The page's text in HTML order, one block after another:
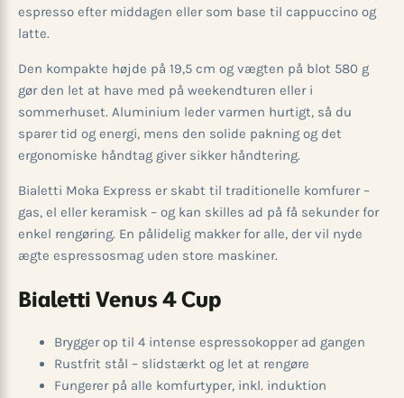
espresso efter middagen eller som base til cappuccino og
latte.
Den kompakte højde på 19,5 cm og vægten på blot 580 g
gør den let at have med på weekendturen eller i
sommerhuset. Aluminium leder varmen hurtigt, så du
sparer tid og energi, mens den solide pakning og det
ergonomiske håndtag giver sikker håndtering.
Bialetti Moka Express er skabt til traditionelle komfurer –
gas, el eller keramisk – og kan skilles ad på få sekunder for
enkel rengøring. En pålidelig makker for alle, der vil nyde
ægte espressosmag uden store maskiner.
Bialetti Venus 4 Cup
Brygger op til 4 intense espressokopper ad gangen
Rustfrit stål – slidstærkt og let at rengøre
Fungerer på alle komfurtyper, inkl. induktion